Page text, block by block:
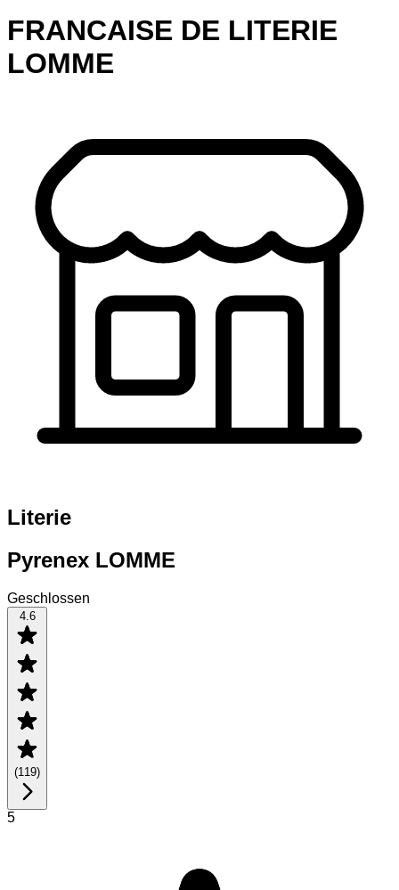
FRANCAISE DE LITERIE
LOMME
Literie
Pyrenex LOMME
Geschlossen
4.6
(119)
5